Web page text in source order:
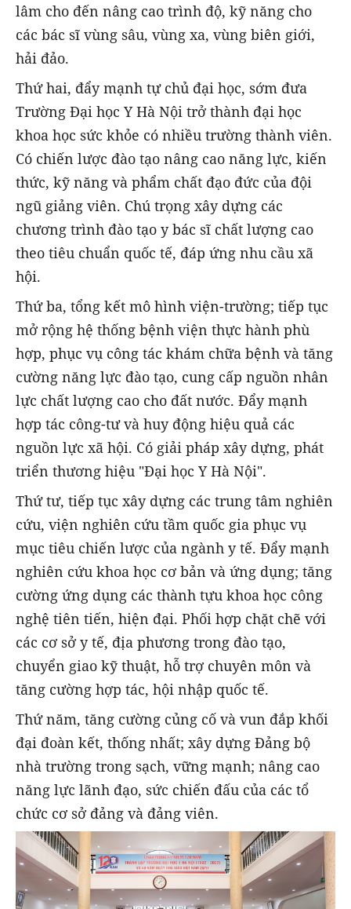
lâm cho đến nâng cao trình độ, kỹ năng cho
các bác sĩ vùng sâu, vùng xa, vùng biên giới,
hải đảo.
Thứ hai, đẩy mạnh tự chủ đại học, sớm đưa
Trường Đại học Y Hà Nội trở thành đại học
khoa học sức khỏe có nhiều trường thành viên.
Có chiến lược đào tạo nâng cao năng lực, kiến
thức, kỹ năng và phẩm chất đạo đức của đội
ngũ giảng viên. Chú trọng xây dựng các
chương trình đào tạo y bác sĩ chất lượng cao
theo tiêu chuẩn quốc tế, đáp ứng nhu cầu xã
hội.
Thứ ba, tổng kết mô hình viện-trường; tiếp tục
mở rộng hệ thống bệnh viện thực hành phù
hợp, phục vụ công tác khám chữa bệnh và tăng
cường năng lực đào tạo, cung cấp nguồn nhân
lực chất lượng cao cho đất nước. Đẩy mạnh
hợp tác công-tư và huy động hiệu quả các
nguồn lực xã hội. Có giải pháp xây dựng, phát
triển thương hiệu "Đại học Y Hà Nội".
Thứ tư, tiếp tục xây dựng các trung tâm nghiên
cứu, viện nghiên cứu tầm quốc gia phục vụ
mục tiêu chiến lược của ngành y tế. Đẩy mạnh
nghiên cứu khoa học cơ bản và ứng dụng; tăng
cường ứng dụng các thành tựu khoa học công
nghệ tiên tiến, hiện đại. Phối hợp chặt chẽ với
các cơ sở y tế, địa phương trong đào tạo,
chuyển giao kỹ thuật, hỗ trợ chuyên môn và
tăng cường hợp tác, hội nhập quốc tế.
Thứ năm, tăng cường củng cố và vun đắp khối
đại đoàn kết, thống nhất; xây dựng Đảng bộ
nhà trường trong sạch, vững mạnh; nâng cao
năng lực lãnh đạo, sức chiến đấu của các tổ
chức cơ sở đảng và đảng viên.